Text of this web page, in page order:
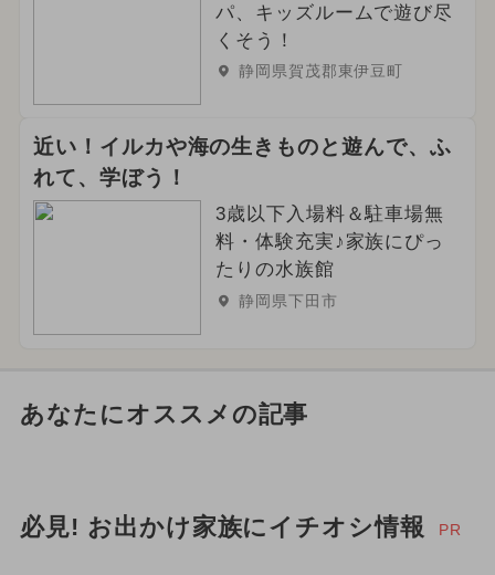
パ、キッズルームで遊び尽
くそう！
静岡県賀茂郡東伊豆町
近い！イルカや海の生きものと遊んで、ふ
れて、学ぼう！
3歳以下入場料＆駐車場無
料・体験充実♪家族にぴっ
たりの水族館
静岡県下田市
あなたにオススメの記事
必見! お出かけ家族にイチオシ情報 PR